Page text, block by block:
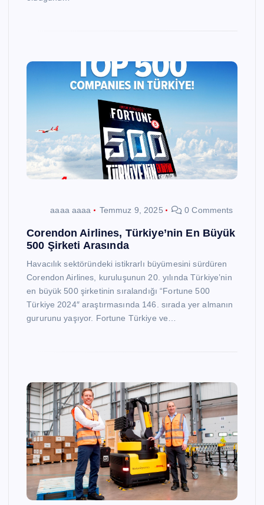
aaaa aaaa Temmuz 9, 2025 0 Comments
Corendon Airlines, Türkiye’nin En Büyük
500 Şirketi Arasında
Havacılık sektöründeki istikrarlı büyümesini sürdüren
Corendon Airlines, kuruluşunun 20. yılında Türkiye’nin
en büyük 500 şirketinin sıralandığı “Fortune 500
Türkiye 2024″ araştırmasında 146. sırada yer almanın
gururunu yaşıyor. Fortune Türkiye ve…